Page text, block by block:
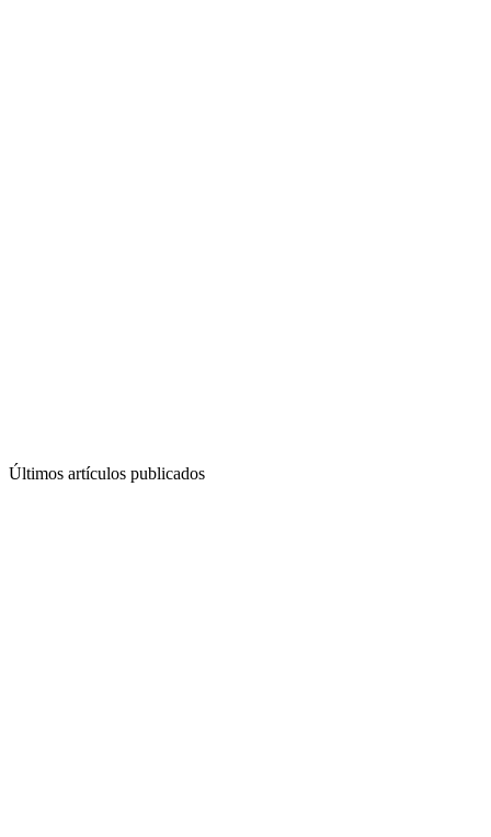
Últimos artículos publicados